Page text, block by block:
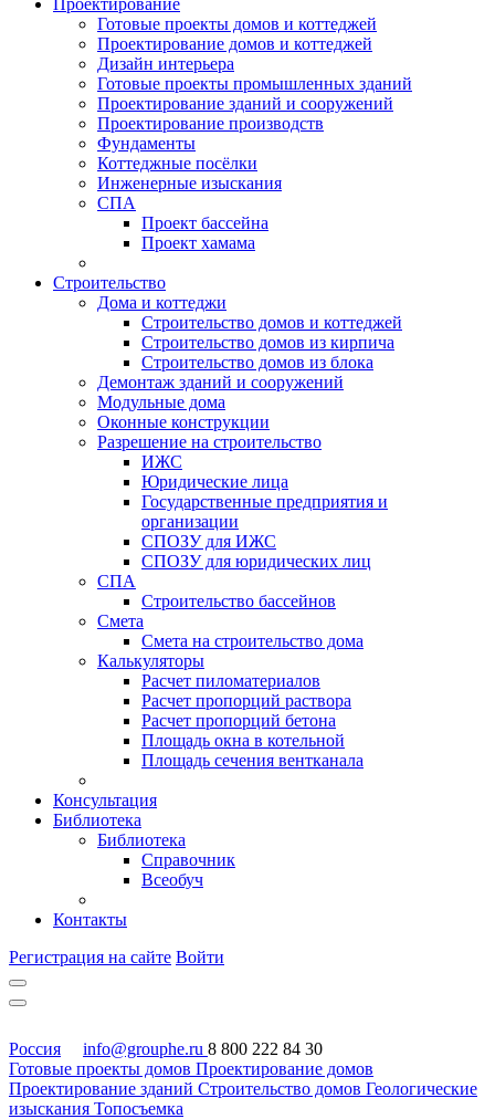
Проектирование
Готовые проекты домов и коттеджей
Проектирование домов и коттеджей
Дизайн интерьера
Готовые проекты промышленных зданий
Проектирование зданий и сооружений
Проектирование производств
Фундаменты
Коттеджные посёлки
Инженерные изыскания
СПА
Проект бассейна
Проект хамама
Строительство
Дома и коттеджи
Строительство домов и коттеджей
Строительство домов из кирпича
Строительство домов из блока
Демонтаж зданий и сооружений
Модульные дома
Оконные конструкции
Разрешение на строительство
ИЖС
Юридические лица
Государственные предприятия и
организации
СПОЗУ для ИЖС
СПОЗУ для юридических лиц
СПА
Строительство бассейнов
Смета
Смета на строительство дома
Калькуляторы
Расчет пиломатериалов
Расчет пропорций раствора
Расчет пропорций бетона
Площадь окна в котельной
Площадь сечения вентканала
Консультация
Библиотека
Библиотека
Справочник
Всеобуч
Контакты
Регистрация на сайте Войти
Россия info@grouphe.ru 8 800 222 84 30
Готовые проекты домов Проектирование домов
Проектирование зданий Строительство домов Геологические
изыскания Топосъемка